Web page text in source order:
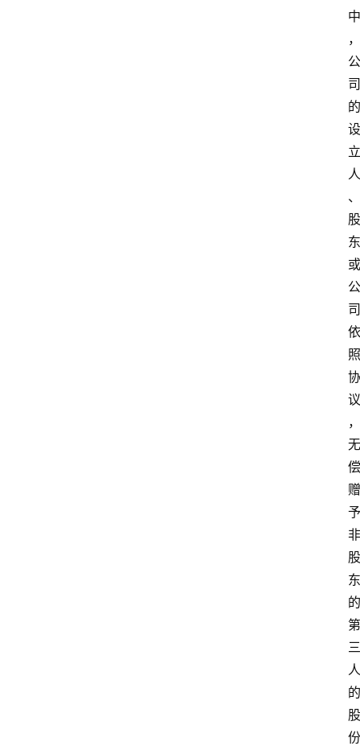
中
，
公
司
的
设
立
人
、
股
东
或
公
司
依
照
协
议
，
无
偿
赠
予
非
股
东
的
第
三
人
的
股
份